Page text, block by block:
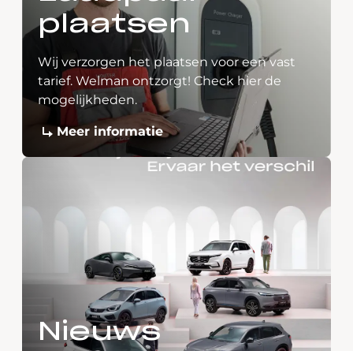
plaatsen
Wij verzorgen het plaatsen voor een vast
tarief. Welman ontzorgt! Check hier de
mogelijkheden.
Meer informatie
Nieuws